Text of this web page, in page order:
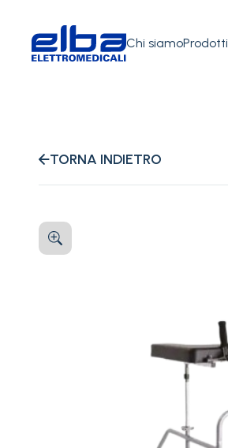
Chi siamoProdotti
TORNA INDIETRO